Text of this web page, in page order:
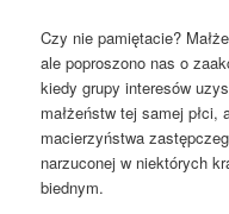
Czy nie pamiętacie?
ale poproszono nas o
kiedy grupy interesów
małżeństw tej samej płci,
macierzyństwa
narzuconej w niektórych
biednym.